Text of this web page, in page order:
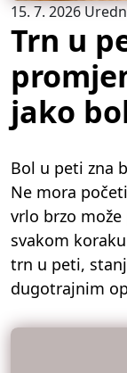
15. 7. 2026
Trn u
jako
Bol u peti zna
Ne mora
vrlo brzo
svakom
trn u peti,
dugotrajnim